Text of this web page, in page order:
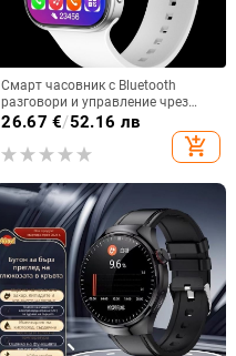
Смарт часовник с Bluetooth
разговори и управление чрез
докосване (IPS дисплей,
мониторинг на сърдечната
честота, следене на съня, батерия
26.67 €/52.16 лв
add_shopping_cart